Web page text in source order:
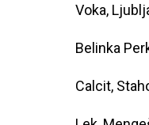
Voka,
Belinka
Calcit,